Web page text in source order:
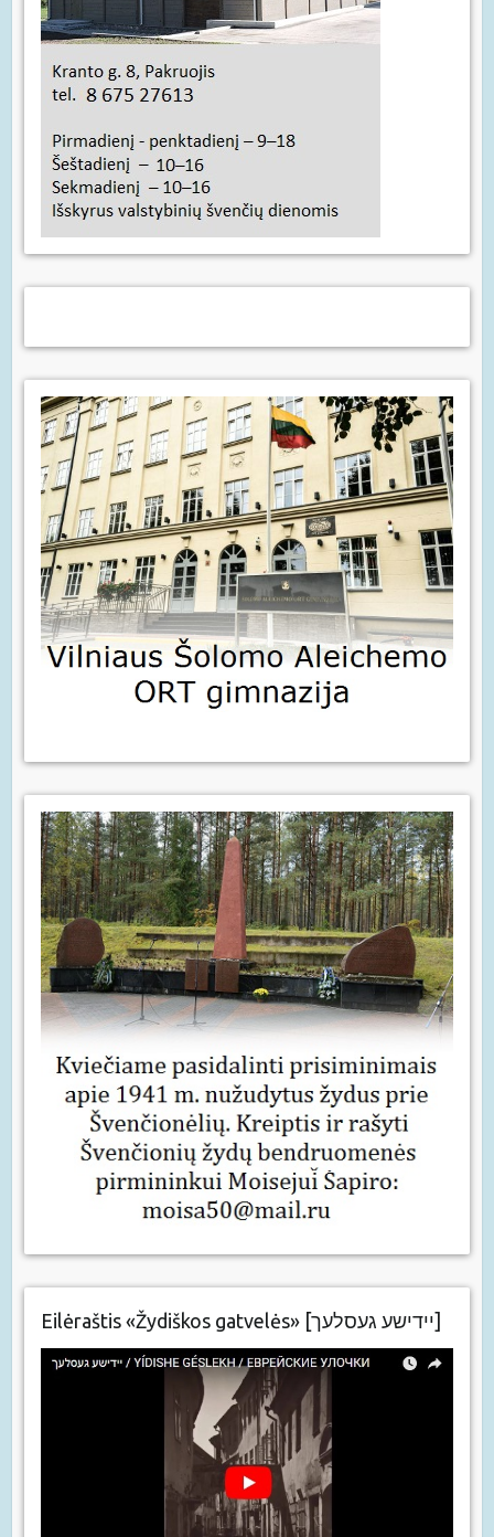
Eilėraštis «Žydiškos gatvelės» [יידישע געסלעך]